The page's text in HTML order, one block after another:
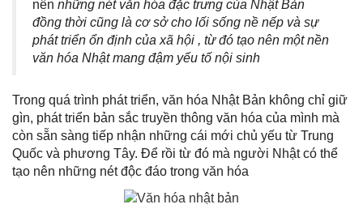
nên những nét văn hóa đặc trưng của Nhật Bản
đồng thời cũng là cơ sở cho lối sống nề nếp và sự
phát triển ổn định của xã hội , từ đó tạo nên một nền
văn hóa Nhật mang đậm yếu tố nội sinh
Trong quá trình phát triển, văn hóa Nhật Bản không chỉ giữ
gìn, phát triển bản sắc truyền thông văn hóa của mình mà
còn sẵn sàng tiếp nhận những cái mới chủ yếu từ Trung
Quốc và phương Tây. Để rồi từ đó mà người Nhật có thể
tạo nên những nét độc đáo trong văn hóa